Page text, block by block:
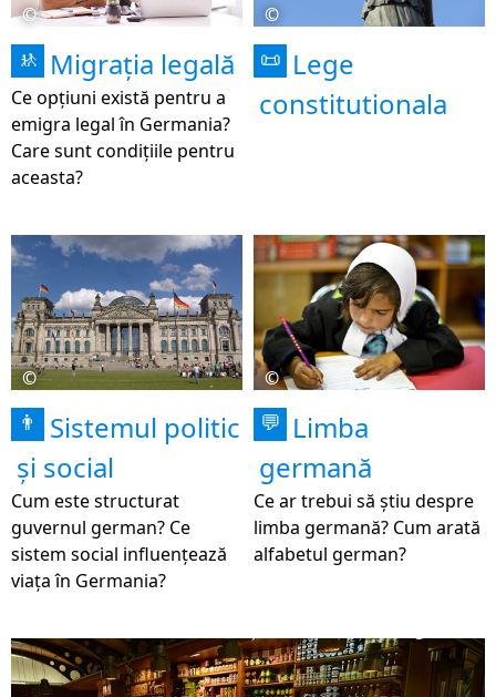
©
🚸 Migrația legală
Ce opțiuni există pentru a
emigra legal în Germania?
Care sunt condițiile pentru
aceasta?
©
📜
Lege
constitutionala
©
👨
Sistemul politic
și social
Cum este structurat
guvernul german? Ce
sistem social influențează
viața în Germania?
©
💬
Limba
germană
Ce ar trebui să știu despre
limba germană? Cum arată
alfabetul german?